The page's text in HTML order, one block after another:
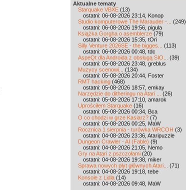
Aktualne tematy
Starquake VBXE (13)
ostatni: 06-08-2026 23:14, Konop
Studio komputerowe The Marauder -...
(249)
ostatni: 06-08-2026 19:56, pigula
Książka Gorgha o asemblerze (79)
ostatni: 06-08-2026 15:35, tOri
Silly Venture 2026SE - the bigges...
(113)
ostatni: 06-08-2026 00:48, tdc
AspeQt dla Androida z obsługą SIO...
(39)
ostatni: 05-08-2026 23:48, greblus
Muzycy scenowi...
(134)
ostatni: 05-08-2026 20:44, Foster
RMT hacking (468)
ostatni: 05-08-2026 18:57, emkay
Narzędzie do ditheringu na Atari ...
(26)
ostatni: 05-08-2026 17:10, amarok
Uprościłem Starquake (16)
ostatni: 05-08-2026 00:34, Bca
O co chodzi w grze Kasiarz? (7)
ostatni: 05-08-2026 00:25, MaW
Rocznica 1 sierpnia - turówka WRCOH (3)
ostatni: 04-08-2026 23:36, Ataripuzzle
Dungeon Crawler - AI (Fable) (9)
ostatni: 04-08-2026 21:05, Nemo
Gry na Atari z pszczołami (20)
ostatni: 04-08-2026 19:38, miker
Sprawa nowych płyt głównych Atari...
(71)
ostatni: 04-08-2026 19:18, tebe
Konsole z Lidla (14)
ostatni: 04-08-2026 09:48, MaW